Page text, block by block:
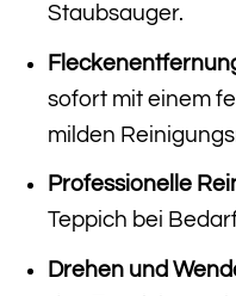
Staubsauger.
sofort mit einem
milden
Professionelle
Teppich bei
Drehen und